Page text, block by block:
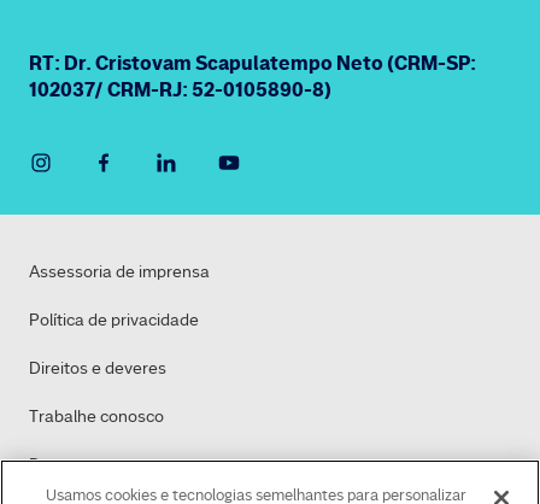
RT: Dr. Cristovam Scapulatempo Neto (CRM-SP:
102037/ CRM-RJ: 52-0105890-8)
Assessoria de imprensa
Política de privacidade
Direitos e deveres
Trabalhe conosco
Dasa
Usamos cookies e tecnologias semelhantes para personalizar